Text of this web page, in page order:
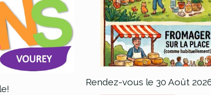
Rendez-vous le 30 Août